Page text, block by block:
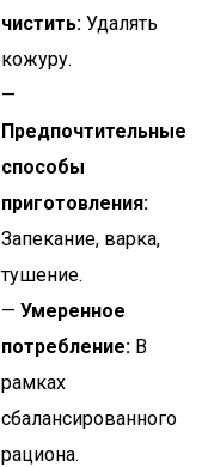
чистить: Удалять
кожуру.
—
Предпочтительные
способы
приготовления:
Запекание, варка,
тушение.
— Умеренное
потребление: В
рамках
сбалансированного
рациона.